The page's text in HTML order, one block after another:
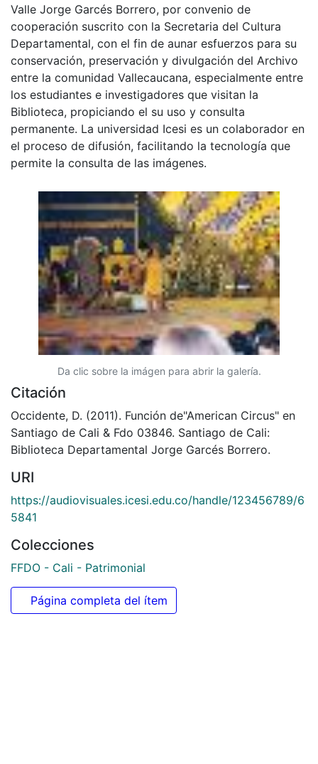
Valle Jorge Garcés Borrero, por convenio de
cooperación suscrito con la Secretaria del Cultura
Departamental, con el fin de aunar esfuerzos para su
conservación, preservación y divulgación del Archivo
entre la comunidad Vallecaucana, especialmente entre
los estudiantes e investigadores que visitan la
Biblioteca, propiciando el su uso y consulta
permanente. La universidad Icesi es un colaborador en
el proceso de difusión, facilitando la tecnología que
permite la consulta de las imágenes.
Da clic sobre la imágen para abrir la galería.
Citación
Occidente, D. (2011). Función de"American Circus" en
Santiago de Cali & Fdo 03846. Santiago de Cali:
Biblioteca Departamental Jorge Garcés Borrero.
URI
https://audiovisuales.icesi.edu.co/handle/123456789/6
5841
Colecciones
FFDO - Cali - Patrimonial
Página completa del ítem